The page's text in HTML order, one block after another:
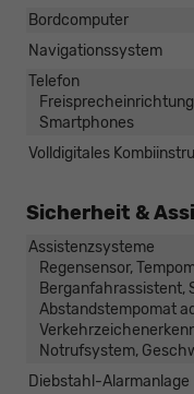
Bordcomputer
Navigationssystem
Telefon
Smartphones
Volldigitales
Sicherheit &
Assistenzsysteme
Regensensor,
Berganfahrassistent,
Abstandstempomat
Notrufsystem,
Diebstahl-Alarmanlage